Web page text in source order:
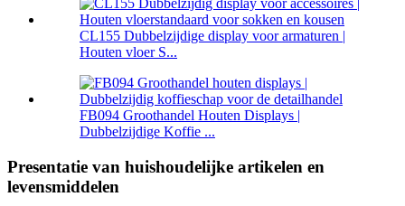
CL155 Dubbelzijdige display voor armaturen |
Houten vloer S...
FB094 Groothandel Houten Displays |
Dubbelzijdige Koffie ...
Presentatie van huishoudelijke artikelen en
levensmiddelen